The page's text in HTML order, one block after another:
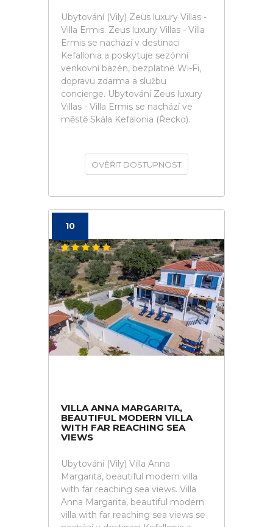
Ubytování (Vily) Zeus luxury Villas -
Villa Ermis. Zeus luxury Villas - Villa
Ermis se nachází v destinaci
Kefallonia a poskytuje sezónní
venkovní bazén, bezplatné Wi-Fi,
dopravu zdarma a službu
concierge. Ubytování Zeus luxury
Villas - Villa Ermis se nachází ve
městě Skála Kefalonia (Řecko).
OVĚŘIT DOSTUPNOST
10
VILLA ANNA MARGARITA,
BEAUTIFUL MODERN VILLA
WITH FAR REACHING SEA
VIEWS
Ubytování (Vily) Villa Anna
Margarita, beautiful modern villa
with far reaching sea views. Villa
Anna Margarita, beautiful modern
villa with far reaching sea views se